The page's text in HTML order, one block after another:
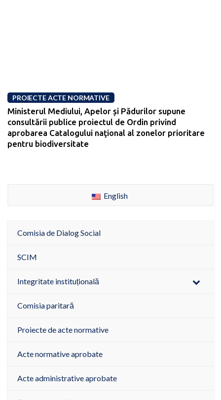
PROIECTE ACTE NORMATIVE
Ministerul Mediului, Apelor și Pădurilor supune
consultării publice proiectul de Ordin privind
aprobarea Catalogului naţional al zonelor prioritare
pentru biodiversitate
English
Comisia de Dialog Social
SCIM
Integritate instituțională
Comisia paritară
Proiecte de acte normative
Acte normative aprobate
Acte administrative aprobate